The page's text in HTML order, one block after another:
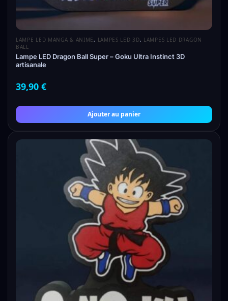
LAMPE LED MANGA & ANIME, LAMPES LED 3D, LAMPES LED DRAGON
BALL
Lampe LED Dragon Ball Super – Goku Ultra Instinct 3D
artisanale
39,90 €
Ajouter au panier